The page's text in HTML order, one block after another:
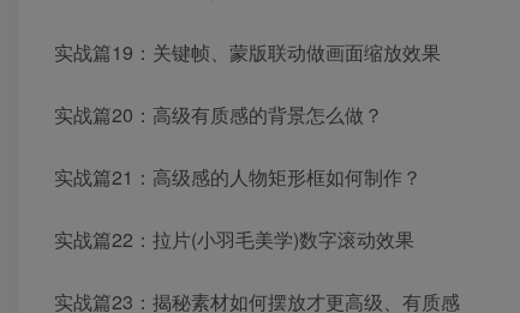
实战篇19：关键帧、蒙版联动做画面缩放效果
实战篇20：高级有质感的背景怎么做？
实战篇21：高级感的人物矩形框如何制作？
实战篇22：拉片(小羽毛美学)数字滚动效果
实战篇23：揭秘素材如何摆放才更高级、有质感